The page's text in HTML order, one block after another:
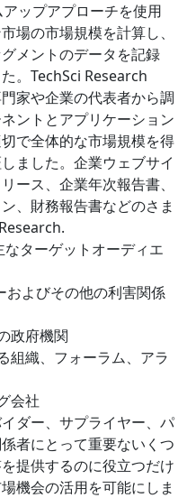
ップアプローチを使用
場の市場規模を計算し、
メントのデータを記録
。TechSci Research
家や企業の代表者から調
ントとアプリケーション
で全体的な市場規模を得
ました。企業ウェブサイ
ース、企業年次報告書、
、財務報告書などのさま
ターゲットオーディエ
およびその他の利害関係
政府機関
組織、フォーラム、アラ
会社
ダー、サプライヤー、パ
者にとって重要ないくつ
提供するのに役立つだけ
機会の活用を可能にしま